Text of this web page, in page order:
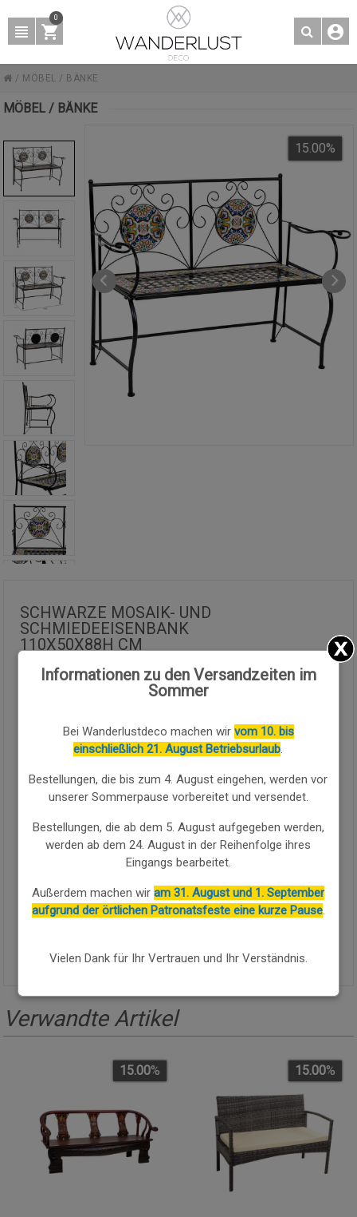
0
/ MÖBEL / BÄNKE
MÖBEL / BÄNKE
SCHWARZE MOSAIK- UND
SCHMIEDEEISENBANK
110X50X88H CM
232.04€
15.00%
Verfügbarkeit: Verfügbar
KAUFEN SIE WEITER
Mosaik- und schwarze Schmiedeeisenbank mit dekorativen
Details und stabiler Struktur. Seine Maße betragen 110 x 50 x
88 cm.
Verwandte Artikel
15.00% 15.00%
Informationen zu den Versandzeiten im
Sommer
Bei Wanderlustdeco machen wir vom 10. bis
einschließlich 21. August Betriebsurlaub
Bestellungen, die bis zum 4. August eingehen, werden vor
unserer Sommerpause vorbereitet und versendet.
Bestellungen, die ab dem 5. August aufgegeben werden,
werden ab dem 24. August in der Reihenfolge ihres
Eingangs bearbeitet.
Außerdem machen wiram 31. August und 1. September
aufgrund der örtlichen Patronatsfeste eine kurze Pause.
Vielen Dank für Ihr Vertrauen und Ihr Verständnis.